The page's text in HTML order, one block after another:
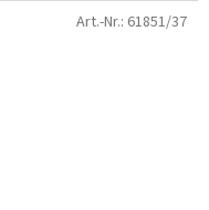
Art.-Nr.: 61851/37